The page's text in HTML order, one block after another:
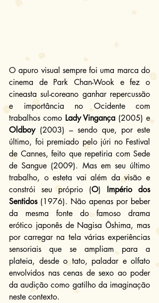
O apuro visual sempre foi uma marca do
cinema de Park Chan-Wook e fez o
cineasta sul-coreano ganhar repercussão
e importância no Ocidente com
trabalhos como Lady Vingança
(2005) e
Oldboy (2003) – sendo que, por este
último, foi premiado pelo júri no Festival
de Cannes, feito que repetiria com Sede
de Sangue (2009). Mas em seu último
trabalho, o esteta vai além da visão e
constrói seu próprio (O) Império dos
Sentidos (1976). Não apenas por beber
da mesma fonte do famoso drama
erótico japonês de Nagisa Ōshima, mas
por carregar na tela várias experiências
sensoriais que se ampliam para a
plateia, desde o tato, paladar e olfato
envolvidos nas cenas de sexo ao poder
da audição como gatilho da imaginação
neste contexto.